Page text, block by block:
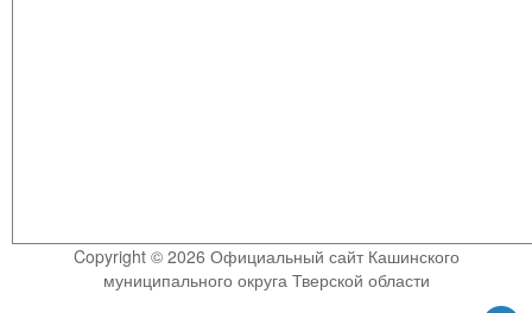
Copyright © 2026 Официальный сайт Кашинского
муниципального округа Тверской области